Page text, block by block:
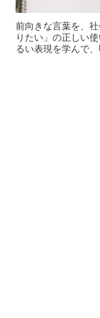
前向きな言葉を、
りたい」の正しい
るい表現を学んで